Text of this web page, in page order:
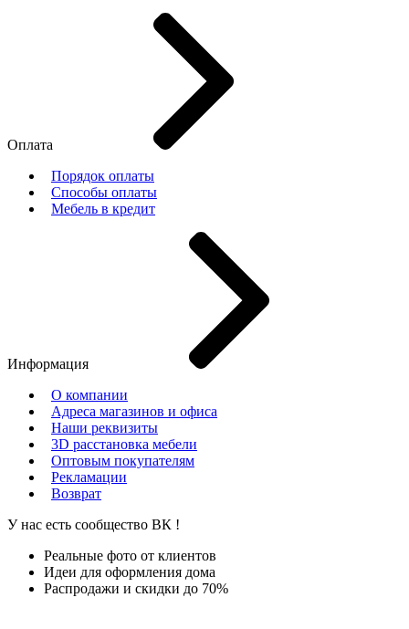
Оплата
Порядок оплаты
Способы оплаты
Мебель в кредит
Информация
О компании
Адреса магазинов и офиса
Наши реквизиты
3D расстановка мебели
Оптовым покупателям
Рекламации
Возврат
У нас есть сообщество ВК !
Реальные фото от клиентов
Идеи для оформления дома
Распродажи и скидки до 70%